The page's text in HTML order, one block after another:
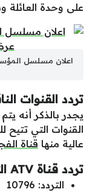
على وحدة العائلة
تردد القنوات
يجدر بالذكر أنه
القنوات التي تتيح
عالية منها قناة
تردد قناة ATV التركية على نايل سات
التردد: 10796